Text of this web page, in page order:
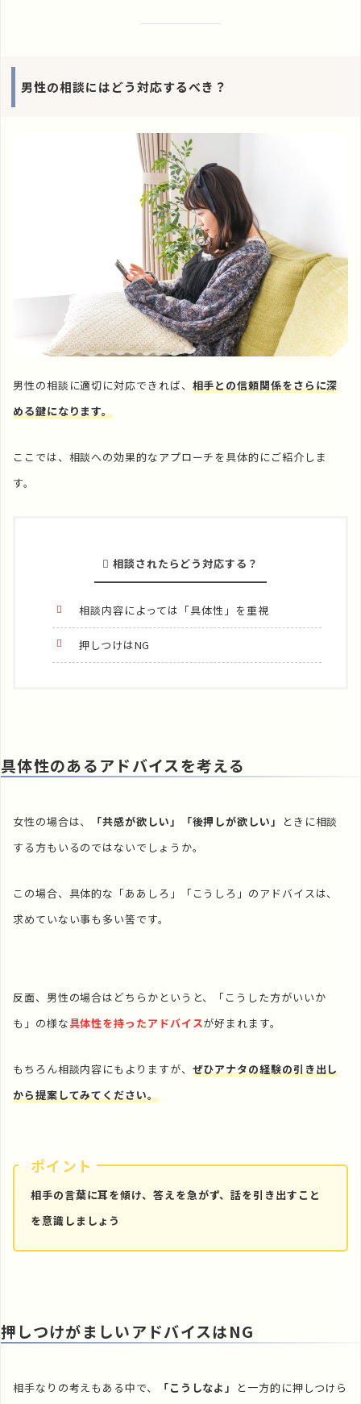
男性の相談にはどう対応するべき？
男性の相談に適切に対応できれば、 相手との信頼関係をさらに深
める鍵になります。
ここでは、相談への効果的なアプローチを具体的にご紹介しま
す。
相談されたらどう対応する？
相談内容によっては「具体性」を重視
押しつけはNG
具体性のあるアドバイスを考える
女性の場合は、 「共感が欲しい」「後押しが欲しい」
ときに相談
する方もいるのではないでしょうか。
この場合、具体的な「ああしろ」「こうしろ」のアドバイスは、
求めていない事も多い筈です。
反面、男性の場合はどちらかというと、「こうした方がいいか
も」の様な具体性を持ったアドバイスが好まれます。
もちろん相談内容にもよりますが、 ぜひアナタの経験の引き出し
から提案してみてください。
ポイント
相手の言葉に耳を傾け、答えを急がず、話を引き出すこと
を意識しましょう
押しつけがましいアドバイスはNG
相手なりの考えもある中で、 「こうしなよ」
と一方的に押しつけら